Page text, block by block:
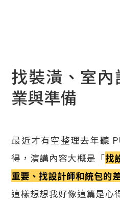
找裝潢、室
業與準備
最近才有空整理去年聽
得，演講內容大概是「找
重要、找設計師和統包的
這樣想想我好像這篇是心